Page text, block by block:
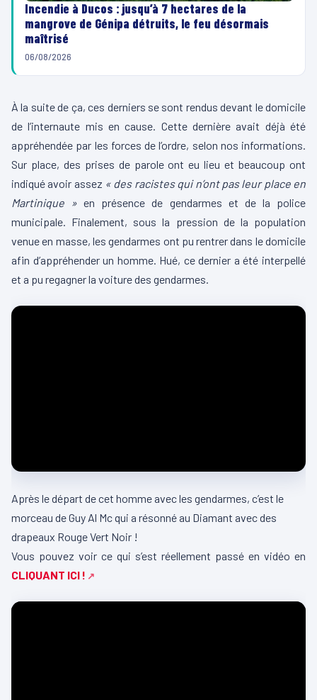
Incendie à Ducos : jusqu’à 7 hectares de la
mangrove de Génipa détruits, le feu désormais
maîtrisé
06/08/2026
À la suite de ça, ces derniers se sont rendus devant le domicile
de l’internaute mis en cause. Cette dernière avait déjà été
appréhendée par les forces de l’ordre, selon nos informations.
Sur place, des prises de parole ont eu lieu et beaucoup ont
indiqué avoir assez « des racistes qui n’ont pas leur place en
Martinique » en présence de gendarmes et de la police
municipale. Finalement, sous la pression de la population
venue en masse, les gendarmes ont pu rentrer dans le domicile
afin d’appréhender un homme. Hué, ce dernier a été interpellé
et a pu regagner la voiture des gendarmes.
Après le départ de cet homme avec les gendarmes, c’est le
morceau de Guy Al Mc qui a résonné au Diamant avec des
drapeaux Rouge Vert Noir !
Vous pouvez voir ce qui s’est réellement passé en vidéo en
CLIQUANT ICI !